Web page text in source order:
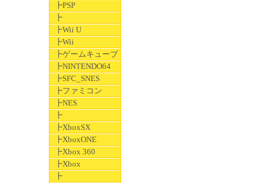
┣PSP
┣
┣Wii U
┣Wii
┣ゲームキューブ
┣NINTENDO64
┣SFC_SNES
┣ファミコン
┣NES
┣
┣XboxSX
┣XboxONE
┣Xbox 360
┣Xbox
┣